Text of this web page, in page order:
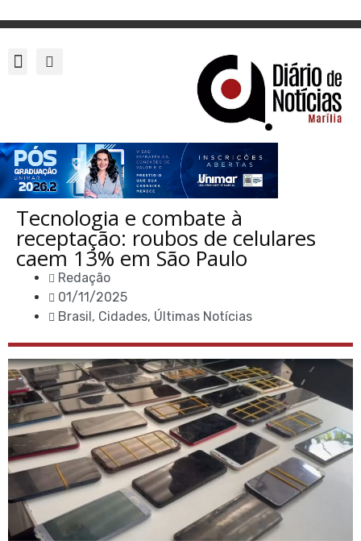
Tecnologia e combate à
receptação: roubos de celulares
caem 13% em São Paulo
Redação
01/11/2025
Brasil, Cidades, Últimas Notícias